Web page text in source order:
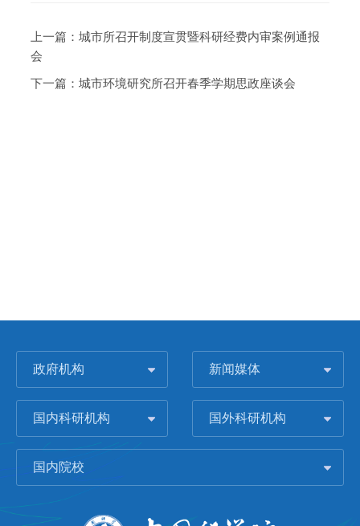
上一篇： 城市所召开制度宣贯暨科研经费内审案例通报
会
下一篇： 城市环境研究所召开春季学期思政座谈会
政府机构 新闻媒体
国内科研机构 国外科研机构
国内院校